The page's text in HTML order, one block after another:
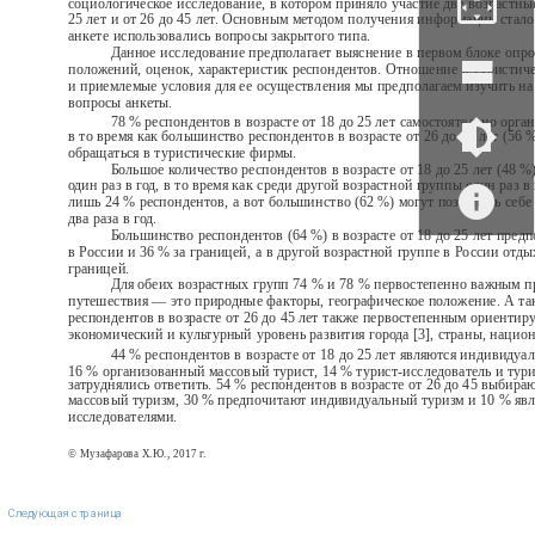
социологическое исследование, в котором приняло участие две
25 лет и от 26 до 45 лет. Основным методом получения информации
анкете использовались вопросы закрытого типа.
Данное исследование предполагает выяснение в первом блоке
положений, оценок, характеристик респондентов. Отношение к
и приемлемые условия для ее осуществления мы предполагаем изучить
вопросы анкеты.
78 % респондентов в возрасте от 18 до 25 лет самостоятельно
в то время как большинство респондентов в возрасте от 26 до 45 лет (56
обращаться в туристические фирмы.
Большое количество респондентов в возрасте от 18 до 25 лет (48
один раз в год, в то время как среди другой возрастной группы один раз
лишь 24 % респондентов, а вот большинство (62 %) могут позволить себе
два раза в год.
Большинство респондентов (64 %) в возрасте от 18 до 25 лет
в России и 36 % за границей, а в другой возрастной группе в России
границей.
Для обеих возрастных групп 74 % и 78 % первостепенно важным
путешествия — это природные факторы, географическое положение. А
респондентов в возрасте от 26 до 45 лет также первостепенным
экономический и культурный уровень развития города [3], страны,
44 % респондентов в возрасте от 18 до 25 лет являются
16 % организованный массовый турист, 14 % турист-исследователь и
затруднялись ответить. 54 % респондентов в возрасте от 26 до 45
массовый туризм, 30 % предпочитают индивидуальный туризм и 10 %
исследователями.
© Музафарова Х.Ю., 2017 г.
Следующая страница